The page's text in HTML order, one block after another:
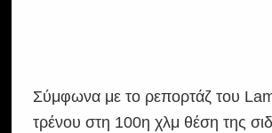
Σύμφωνα με το ρεπορτάζ του
τρένου στη 100η χλμ θέση της